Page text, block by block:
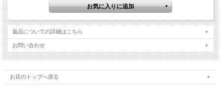
返品についての詳細はこちら
お問い合わせ
お店のトップへ戻る